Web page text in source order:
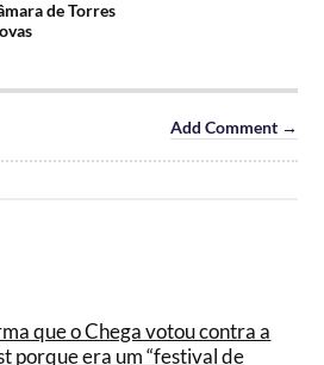
de Torres
Add Comment →
que o Chega votou contra a
porque era um “festival de